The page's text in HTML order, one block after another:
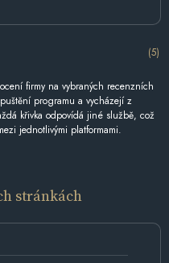
(5)
firmy na vybraných recenzních
programu a vycházejí z
křivka odpovídá jiné službě, což
jednotlivými platformami.
stránkách